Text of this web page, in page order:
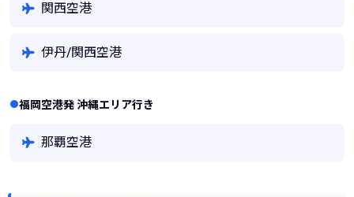
関西空港
伊丹/関西空港
福岡空港発 沖縄エリア行き
那覇空港